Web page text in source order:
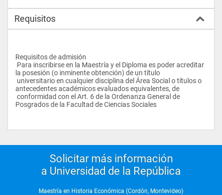
Requisitos
Requisitos de admisión
la posesión (o inminente obtención) de un título
antecedentes académicos evaluados equivalentes, de
Posgrados de la Facultad de Ciencias Sociales
Solicitar más información
a Universidad de la República
Maestría en Historia Económica (Cordón, Montevideo)